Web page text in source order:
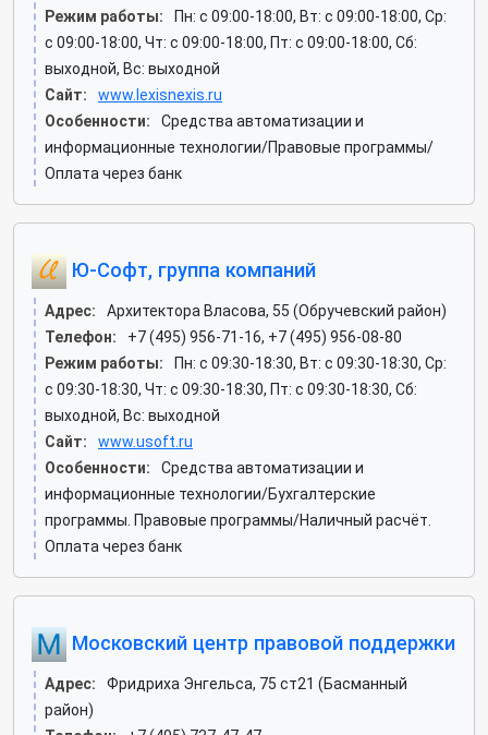
Режим работы:
Пн: c 09:00-18:00, Вт: c 09:00-18:00, Ср:
c 09:00-18:00, Чт: c 09:00-18:00, Пт: c 09:00-18:00, Сб:
выходной, Вс: выходной
Сайт:
www.lexisnexis.ru
Особенности:
Средства автоматизации и
информационные технологии/Правовые программы/
Оплата через банк
Ю-Софт, группа компаний
Адрес:
Архитектора Власова, 55 (Обручевский район)
Телефон:
+7 (495) 956-71-16, +7 (495) 956-08-80
Режим работы:
Пн: c 09:30-18:30, Вт: c 09:30-18:30, Ср:
c 09:30-18:30, Чт: c 09:30-18:30, Пт: c 09:30-18:30, Сб:
выходной, Вс: выходной
Сайт:
www.usoft.ru
Особенности:
Средства автоматизации и
информационные технологии/Бухгалтерские
программы. Правовые программы/Наличный расчёт.
Оплата через банк
Московский центр правовой поддержки
Адрес:
Фридриха Энгельса, 75 ст21 (Басманный
район)